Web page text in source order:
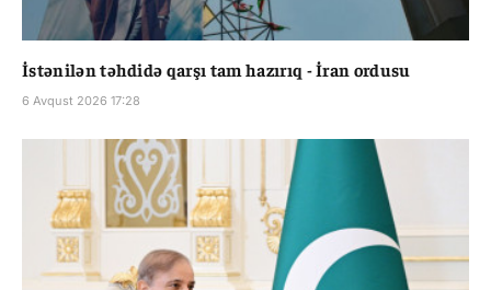
İstənilən təhdidə qarşı tam hazırıq - İran ordusu
6 Avqust 2026 17:28